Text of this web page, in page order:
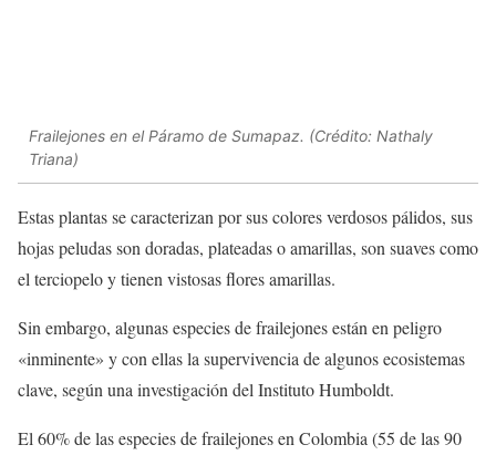
Frailejones en el Páramo de Sumapaz. (Crédito: Nathaly
Triana)
Estas plantas se caracterizan por sus colores verdosos pálidos, sus
hojas peludas son doradas, plateadas o amarillas, son suaves como
el terciopelo y tienen vistosas flores amarillas.
Sin embargo, algunas especies de frailejones están en peligro
«inminente» y con ellas la supervivencia de algunos ecosistemas
clave, según una investigación del Instituto Humboldt.
El 60% de las especies de frailejones en Colombia (55 de las 90